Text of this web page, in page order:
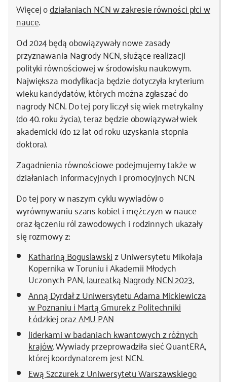
Więcej odziałaniach NCN w zakresie równości płci w
nauce.
Od 2024 będą obowiązywały nowe zasady
przyznawania Nagrody NCN, służące realizacji
polityki równościowej w środowisku naukowym.
Największa modyfikacja będzie dotyczyła kryterium
wieku kandydatów, których można zgłaszać do
nagrody NCN. Do tej pory liczył się wiek metrykalny
(do 40. roku życia), teraz będzie obowiązywał wiek
akademicki (do 12 lat od roku uzyskania stopnia
doktora).
Zagadnienia równościowe podejmujemy także w
działaniach informacyjnych i promocyjnych NCN.
Do tej pory w naszym cyklu wywiadów o
wyrównywaniu szans kobiet i mężczyzn w nauce
oraz łączeniu ról zawodowych i rodzinnych ukazały
się rozmowy z:
Kathariną Boguslawskiz Uniwersytetu Mikołaja
Kopernika w Toruniu i Akademii Młodych
Uczonych PAN,laureatką Nagrody NCN 2023,
Anną Dyrdał z Uniwersytetu Adama Mickiewicza
w Poznaniu i Martą Gmurek z Politechniki
Łódzkiej oraz AMU PAN
liderkami w badaniach kwantowych z różnych
krajów. Wywiady przeprowadziła sieć QuantERA,
której koordynatorem jest NCN.
Ewą Szczurek z Uniwersytetu Warszawskiego